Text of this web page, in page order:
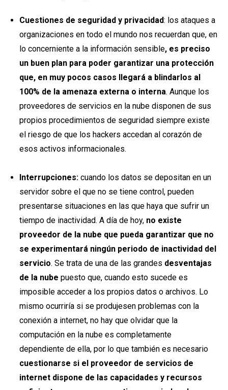
Cuestiones de seguridad y privacidad: los ataques a
organizaciones en todo el mundo nos recuerdan que, en
lo concerniente a la información sensible, es preciso
un buen plan para poder garantizar una protección
que, en muy pocos casos llegará a blindarlos al
100% de la amenaza externa o interna. Aunque los
proveedores de servicios en la nube disponen de sus
propios procedimientos de seguridad siempre existe
el riesgo de que los hackers accedan al corazón de
esos activos informacionales.
Interrupciones:cuando los datos se depositan en un
servidor sobre el que no se tiene control, pueden
presentarse situaciones en las que haya que sufrir un
tiempo de inactividad. A día de hoy, no existe
proveedor de la nube que pueda garantizar que no
se experimentará ningún periodo de inactividad del
servicio. Se trata de una de las grandes desventajas
de la nube puesto que, cuando esto sucede es
imposible acceder a los propios datos o archivos. Lo
mismo ocurriría si se produjesen problemas con la
conexión a internet, no hay que olvidar que la
computación en la nube es completamente
dependiente de ella, por lo que también es necesario
cuestionarse si el proveedor de servicios de
internet dispone de las capacidades y recursos